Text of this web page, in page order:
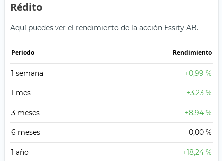
Rédito
Aquí puedes ver el rendimiento de la acción Essity AB.
Periodo Rendimiento
1 semana +0,99 %
1 mes +3,23 %
3 meses +8,94 %
6 meses 0,00 %
1 año +18,24 %